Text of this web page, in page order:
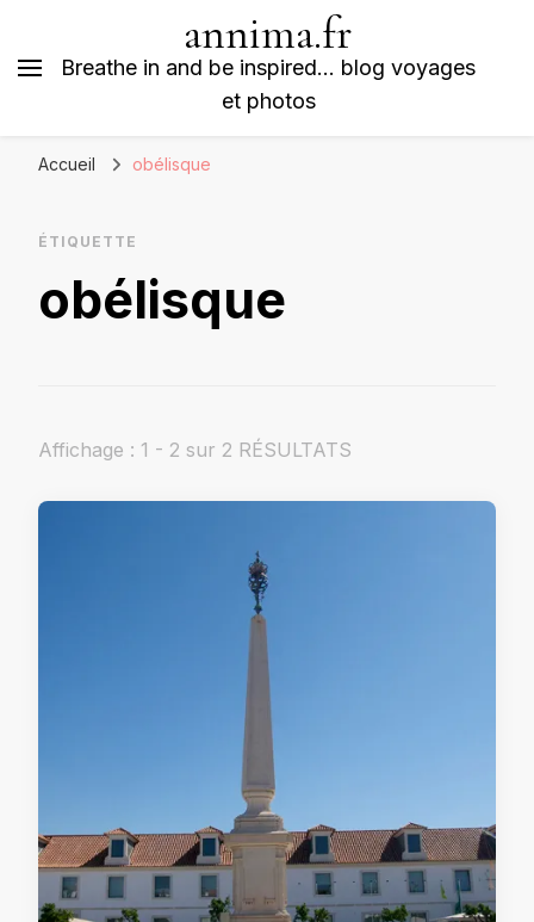
annima.fr
Breathe in and be inspired… blog voyages
et photos
Accueil obélisque
ÉTIQUETTE
obélisque
Affichage : 1 - 2 sur 2 RÉSULTATS